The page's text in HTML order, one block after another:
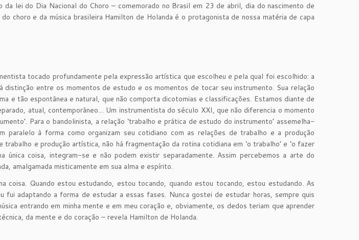
da lei do Dia Nacional do Choro – comemorado no Brasil em 23 de abril, dia do nascimento de
choro e da música brasileira Hamilton de Holanda é o protagonista de nossa matéria de capa
tocado profundamente pela expressão artística que escolheu e pela qual foi escolhido: a
distinção entre os momentos de estudo e os momentos de tocar seu instrumento. Sua relação
e tão espontânea e natural, que não comporta dicotomias e classificações. Estamos diante de
atual, contemporâneo… Um instrumentista do século XXI, que não diferencia o momento
Para o bandolinista, a relação ‘trabalho e prática de estudo do instrumento’ assemelha-
paralelo à forma como organizam seu cotidiano com as relações de trabalho e a produção
e produção artística, não há fragmentação da rotina cotidiana em ‘o trabalho’ e ‘o fazer
única coisa, integram-se e não podem existir separadamente. Assim percebemos a arte do
amalgamada misticamente em sua alma e espírito.
coisa. Quando estou estudando, estou tocando, quando estou tocando, estou estudando. As
fui adaptando a forma de estudar a essas fases. Nunca gostei de estudar horas, sempre quis
entrando em minha mente e em meu coração e, obviamente, os dedos teriam que aprender
da mente e do coração – revela Hamilton de Holanda.